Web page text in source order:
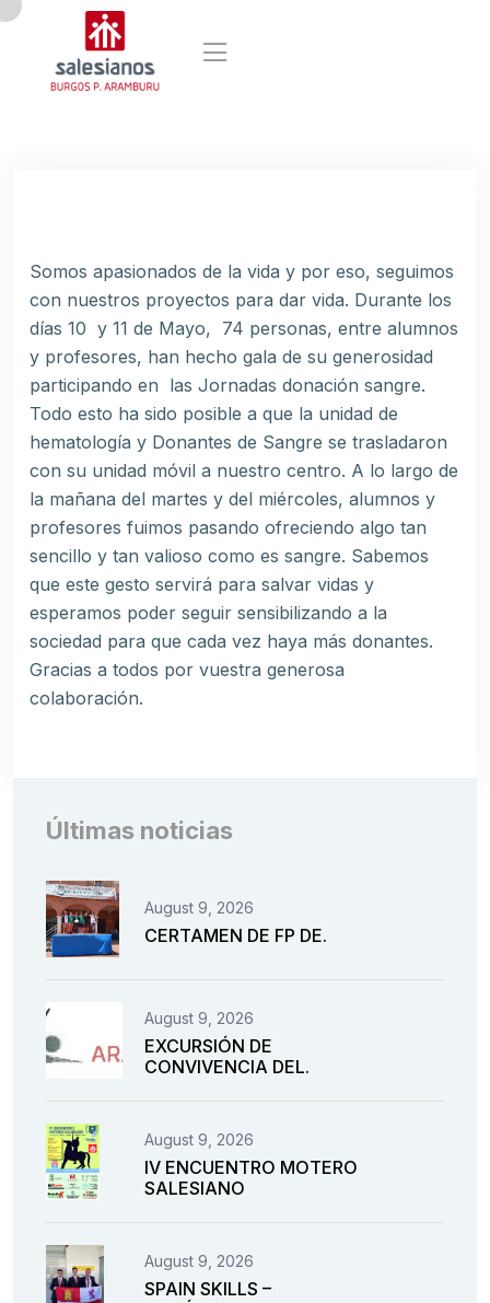
Somos apasionados de la vida y por eso, seguimos
con nuestros proyectos para dar vida. Durante los
días 10 y 11 de Mayo, 74 personas, entre alumnos
y profesores, han hecho gala de su generosidad
participando en las Jornadas donación sangre.
Todo esto ha sido posible a que la unidad de
hematología y Donantes de Sangre se trasladaron
con su unidad móvil a nuestro centro. A lo largo de
la mañana del martes y del miércoles, alumnos y
profesores fuimos pasando ofreciendo algo tan
sencillo y tan valioso como es sangre. Sabemos
que este gesto servirá para salvar vidas y
esperamos poder seguir sensibilizando a la
sociedad para que cada vez haya más donantes.
Gracias a todos por vuestra generosa
colaboración.
Últimas noticias
August 9, 2026
CERTAMEN DE FP DE.
August 9, 2026
EXCURSIÓN DE
CONVIVENCIA DEL.
August 9, 2026
IV ENCUENTRO MOTERO
SALESIANO
August 9, 2026
SPAIN SKILLS –